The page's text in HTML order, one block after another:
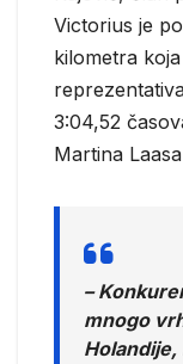
Victorius je
kilometra
3:04,52
Martina
–
mnogo
Holandije,